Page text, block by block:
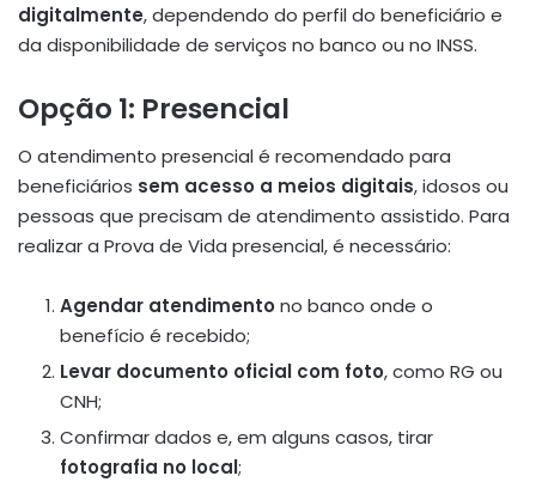
digitalmente, dependendo do perfil do beneficiário e
da disponibilidade de serviços no banco ou no INSS.
Opção 1: Presencial
O atendimento presencial é recomendado para
beneficiários sem acesso a meios digitais, idosos ou
pessoas que precisam de atendimento assistido. Para
realizar a Prova de Vida presencial, é necessário:
Agendar atendimento no banco onde o
benefício é recebido;
Levar documento oficial com foto, como RG ou
CNH;
Confirmar dados e, em alguns casos, tirar
fotografia no local;